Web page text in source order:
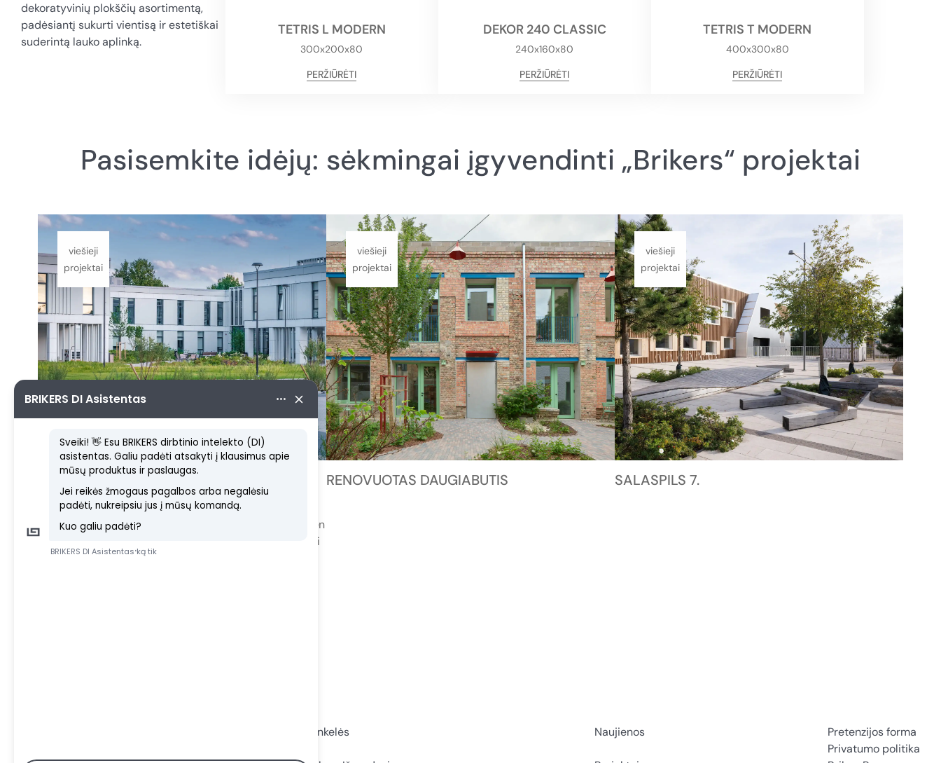
dekoratyvinių plokščių asortimentą,
padėsiantį sukurti vientisą ir estetiškai
suderintą lauko aplinką.
TETRIS L MODERN
300x200x80
PERŽIŪRĖTI
DEKOR 240 CLASSIC
240x160x80
PERŽIŪRĖTI
TETRIS T MODERN
400x300x80
PERŽIŪRĖTI
Pasisemkite idėjų: sėkmingai įgyvendinti „Brikers“ projektai
viešieji
projektai
AMBULATORINIS CENTRAS
Šis daugiau nei 200 metų senumo istorinis dvaro
pastatas, anksčiau priklausęs Johannui Georgui von den
Brinkenui, yra Salduse, Ciecerės upės pakrantėje, netoli
Salduse piliakalnio ir Kalnsētas parko.
viešieji
projektai
RENOVUOTAS DAUGIABUTIS
viešieji
projektai
SALASPILS 7.
Trinkelės Naujienos
Pretenzijos forma
Privatumo politika